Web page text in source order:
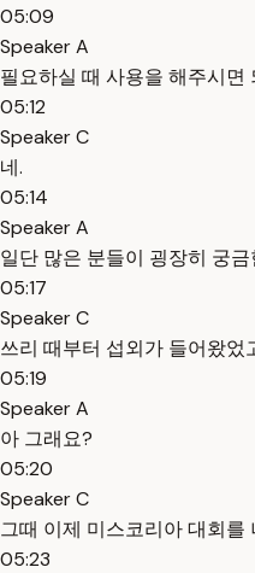
05:09
Speaker A
필요하실 때 사용을 해주시면
05:12
Speaker C
네.
05:14
Speaker A
일단 많은 분들이 굉장히 궁
05:17
Speaker C
쓰리 때부터 섭외가 들어왔었
05:19
Speaker A
아 그래요?
05:20
Speaker C
그때 이제 미스코리아 대회를
05:23